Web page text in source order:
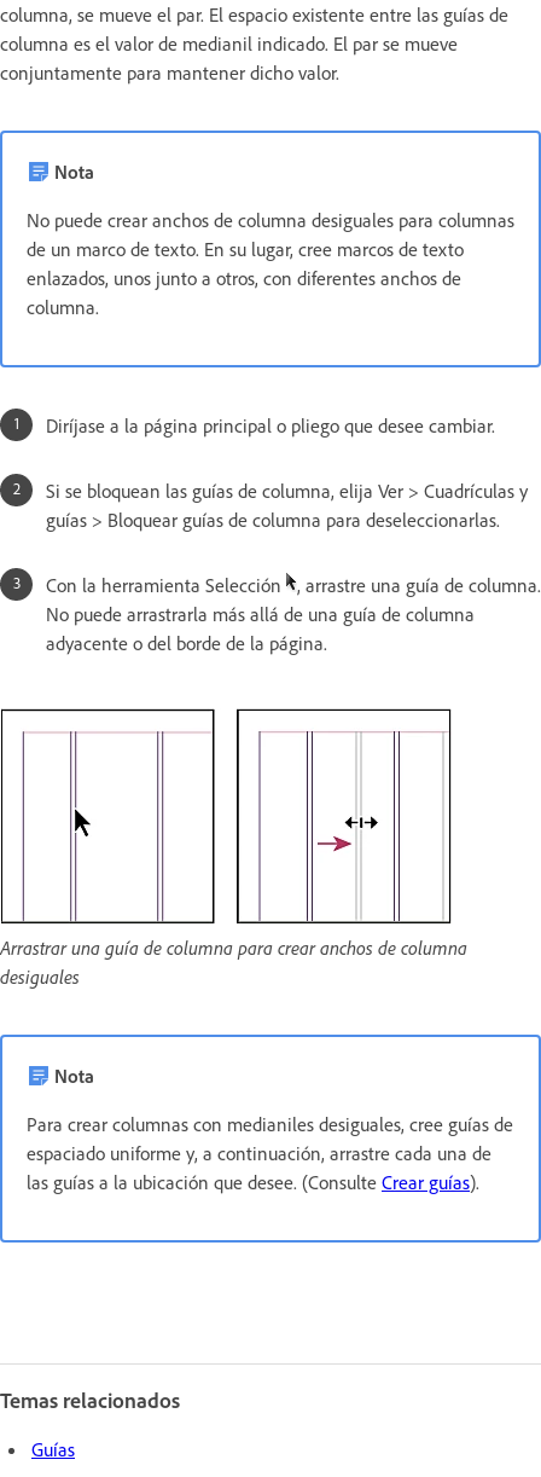
columna, se mueve el par. El espacio existente entre las guías de
columna es el valor de medianil indicado. El par se mueve
conjuntamente para mantener dicho valor.
Nota
No puede crear anchos de columna desiguales para columnas
de un marco de texto. En su lugar, cree marcos de texto
enlazados, unos junto a otros, con diferentes anchos de
columna.
Diríjase a la página principal o pliego que desee cambiar.
Si se bloquean las guías de columna, elija Ver > Cuadrículas y
guías > Bloquear guías de columna para deseleccionarlas.
Con la herramienta Selección
, arrastre una guía de columna.
No puede arrastrarla más allá de una guía de columna
adyacente o del borde de la página.
Arrastrar una guía de columna para crear anchos de columna
desiguales
Nota
Para crear columnas con medianiles desiguales, cree guías de
espaciado uniforme y, a continuación, arrastre cada una de
las guías a la ubicación que desee. (Consulte Crear guías).
Temas relacionados
Guías